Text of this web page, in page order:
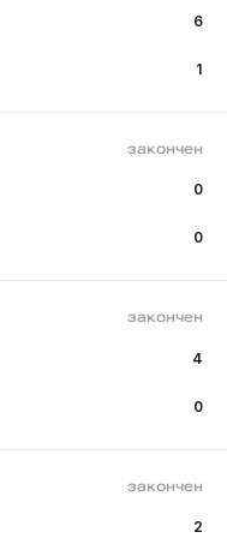
6
1
закончен
0
0
закончен
4
0
закончен
2